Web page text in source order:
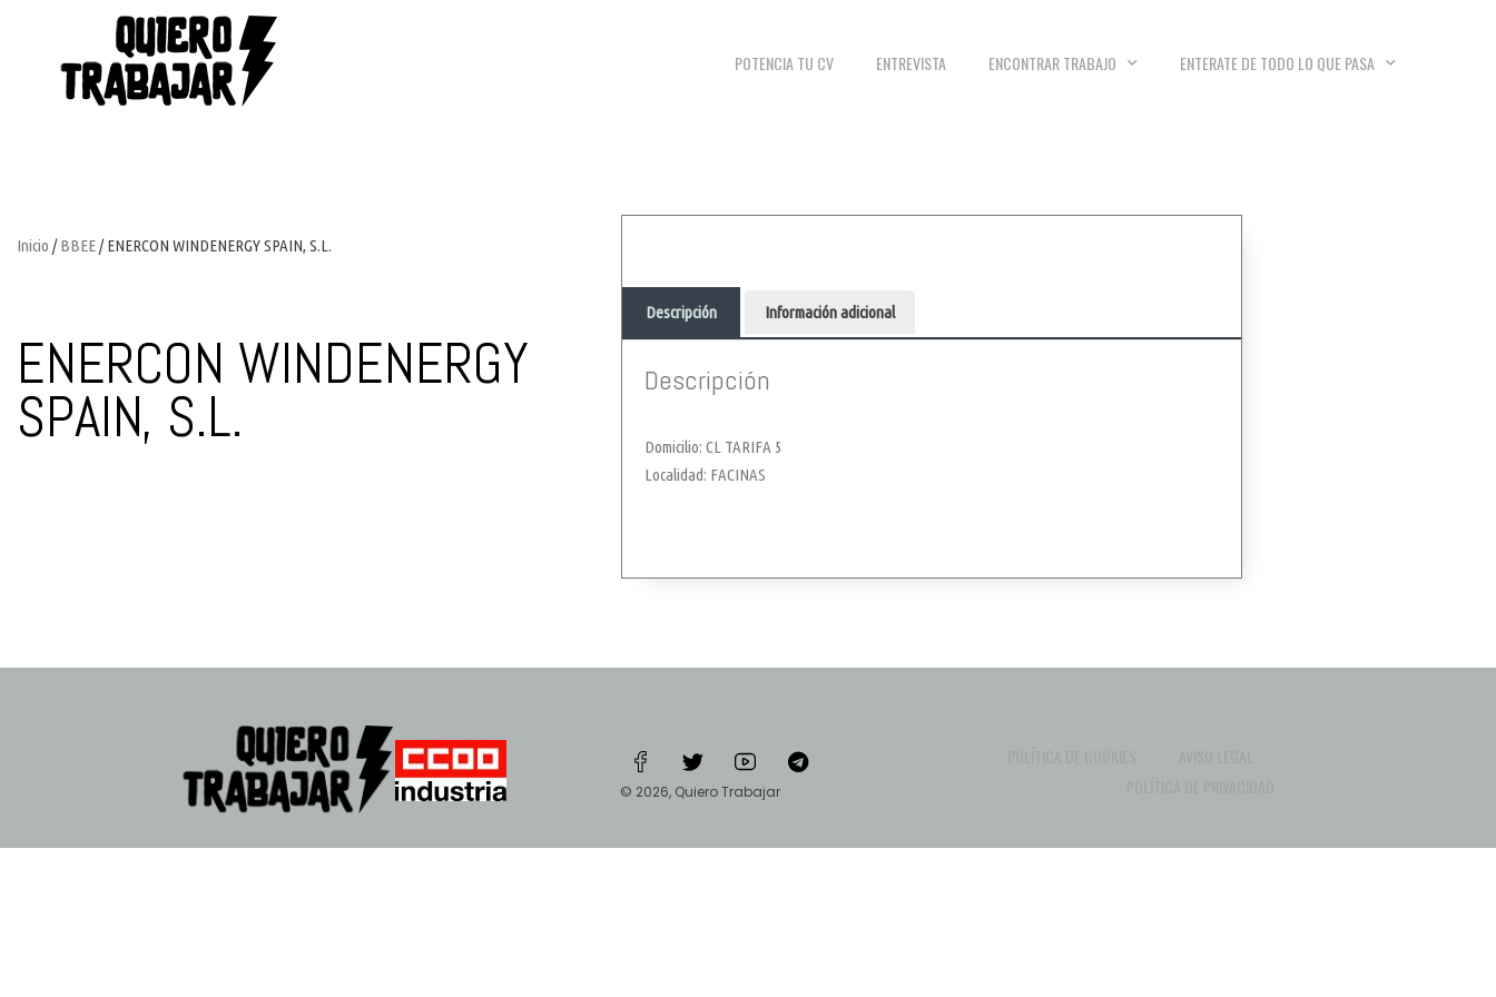
POTENCIA TU CV ENTREVISTA ENCONTRAR TRABAJO ENTERATE DE TODO LO QUE PASA
Inicio /BBEE/ ENERCON WINDENERGY SPAIN, S.L.
ENERCON WINDENERGY
SPAIN, S.L.
Descripción Información adicional
Descripción
Domicilio: CL TARIFA 5
Localidad: FACINAS
© 2026, Quiero Trabajar